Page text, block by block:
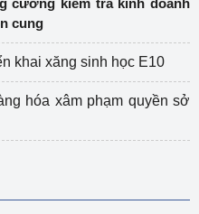
cung
khai xăng sinh học E10
hóa xâm phạm quyền sở